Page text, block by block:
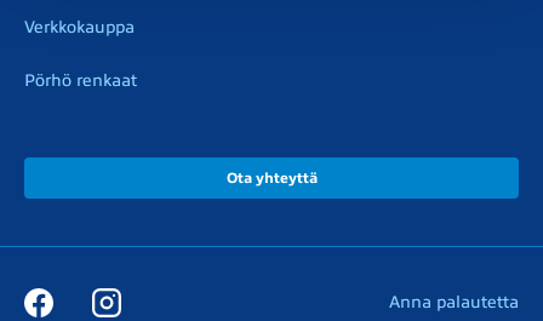
Verkkokauppa
Pörhö renkaat
Ota yhteyttä
Anna palautetta